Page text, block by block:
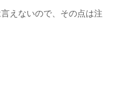
えないので、その点は注